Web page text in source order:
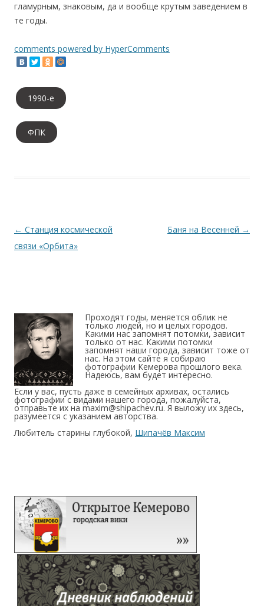
гламурным, знаковым, да и вообще крутым заведением в
те годы.
comments powered by HyperComments
1990-е
ФПК
Навигация по записям
← Станция космической
связи «Орбита»
Баня на Весенней →
Проходят годы, меняется облик не
только людей, но и целых городов.
Какими нас запомнят потомки, зависит
только от нас. Какими потомки
запомнят наши города, зависит тоже от
нас. На этом сайте я собираю
фотографии Кемерова прошлого века.
Надеюсь, вам будет интересно.
Если у вас, пусть даже в семейных архивах, остались
фотографии с видами нашего города, пожалуйста,
отправьте их на maxim@shipachev.ru. Я выложу их здесь,
разумеется с указанием авторства.
Любитель старины глубокой, Шипачёв Максим